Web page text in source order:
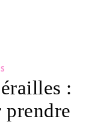
: